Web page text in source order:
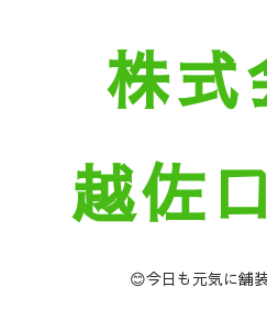
株式
越佐
😊今日も元気に舗